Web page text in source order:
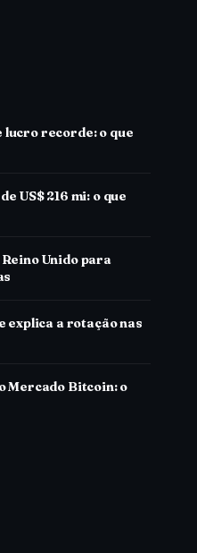
lucro recorde: o que
US$ 216 mi: o que
Unido para
explica a rotação nas
Mercado Bitcoin: o